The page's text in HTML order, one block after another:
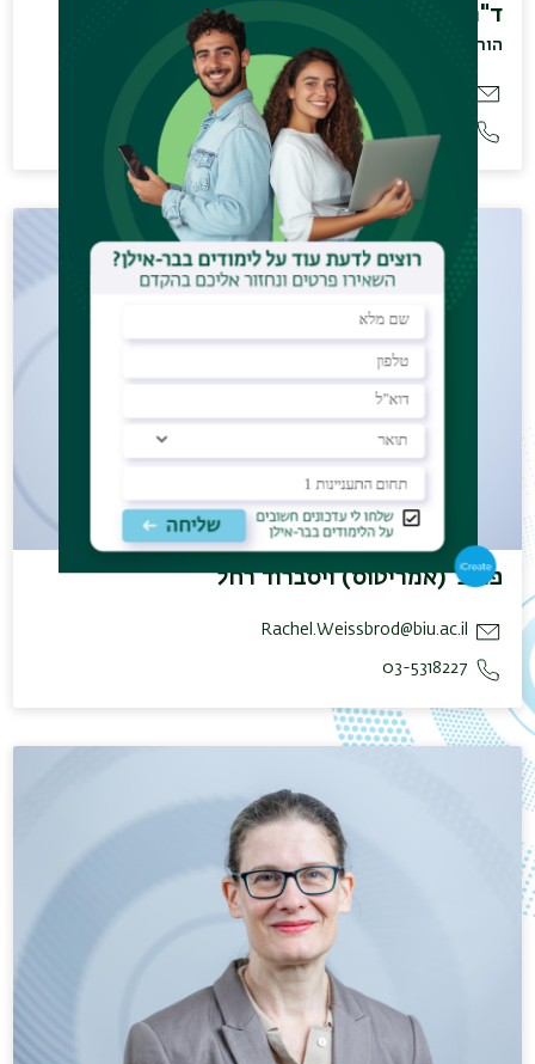
ד"ר הירש גליה
הוראה ומחקר
Galia.Hirsch@biu.ac.il
פרופ' (אמריטוס) ויסברוד רחל
Rachel.Weissbrod@biu.ac.il
03-5318227